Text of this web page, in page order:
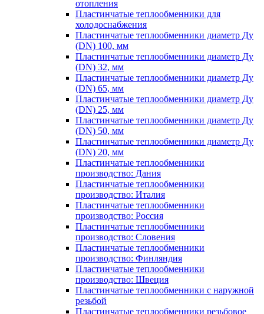
отопления
Пластинчатые теплообменники для
холодоснабжения
Пластинчатые теплообменники диаметр Ду
(DN) 100, мм
Пластинчатые теплообменники диаметр Ду
(DN) 32, мм
Пластинчатые теплообменники диаметр Ду
(DN) 65, мм
Пластинчатые теплообменники диаметр Ду
(DN) 25, мм
Пластинчатые теплообменники диаметр Ду
(DN) 50, мм
Пластинчатые теплообменники диаметр Ду
(DN) 20, мм
Пластинчатые теплообменники
производство: Дания
Пластинчатые теплообменники
производство: Италия
Пластинчатые теплообменники
производство: Россия
Пластинчатые теплообменники
производство: Словения
Пластинчатые теплообменники
производство: Финляндия
Пластинчатые теплообменники
производство: Швеция
Пластинчатые теплообменники с наружной
резьбой
Пластинчатые теплообменники резьбовое